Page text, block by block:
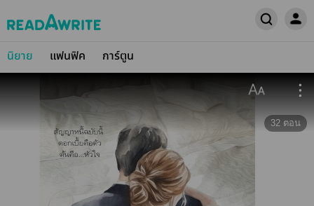
นิยาย แฟนฟิค การ์ตูน
32 ตอน